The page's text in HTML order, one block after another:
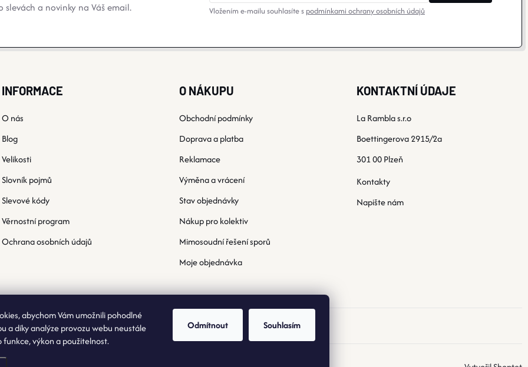
abychom Vám umožnili pohodlné
a díky analýze provozu webu neustále
funkce, výkon a použitelnost.
Odmítnout Souhlasím
a novinky na Váš email.
Vložením e-mailu souhlasíte s podmínkami ochrany osobních údajů
INFORMACE
O nás
Blog
Velikosti
Slovník pojmů
Slevové kódy
Věrnostní program
Ochrana osobních údajů
O NÁKUPU
Obchodní podmínky
Doprava a platba
Reklamace
Výměna a vrácení
Stav objednávky
Nákup pro kolektiv
Mimosoudní řešení sporů
Moje objednávka
KONTAKTNÍ ÚDAJE
La Rambla s.r.o
Boettingerova 2915/2a
301 00 Plzeň
Kontakty
Napište nám